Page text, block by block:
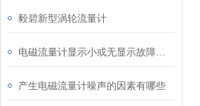
毅碧新型涡轮流量计
产生电磁流量计噪声的因素有哪些